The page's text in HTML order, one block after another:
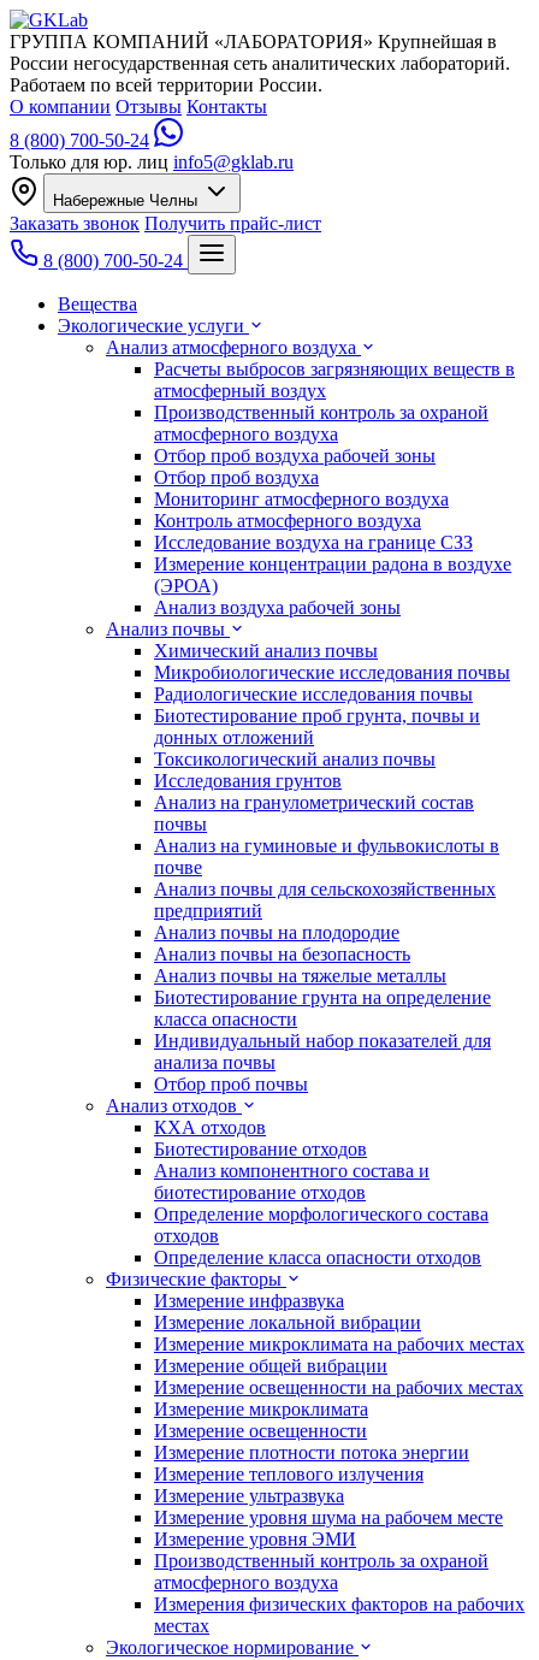
ГРУППА КОМПАНИЙ «ЛАБОРАТОРИЯ» Крупнейшая в
России негосударственная сеть аналитических лабораторий.
Работаем по всей территории России.
О компании Отзывы Контакты
8 (800) 700-50-24
Только для юр. лиц info5@gklab.ru
Набережные Челны
Заказать звонок Получить прайс-лист
8 (800) 700-50-24
Вещества
Экологические услуги
Анализ атмосферного воздуха
Расчеты выбросов загрязняющих веществ в
атмосферный воздух
Производственный контроль за охраной
атмосферного воздуха
Отбор проб воздуха рабочей зоны
Отбор проб воздуха
Мониторинг атмосферного воздуха
Контроль атмосферного воздуха
Исследование воздуха на границе СЗЗ
Измерение концентрации радона в воздухе
(ЭРОА)
Анализ воздуха рабочей зоны
Анализ почвы
Химический анализ почвы
Микробиологические исследования почвы
Радиологические исследования почвы
Биотестирование проб грунта, почвы и
донных отложений
Токсикологический анализ почвы
Исследования грунтов
Анализ на гранулометрический состав
почвы
Анализ на гуминовые и фульвокислоты в
почве
Анализ почвы для сельскохозяйственных
предприятий
Анализ почвы на плодородие
Анализ почвы на безопасность
Анализ почвы на тяжелые металлы
Биотестирование грунта на определение
класса опасности
Индивидуальный набор показателей для
анализа почвы
Отбор проб почвы
Анализ отходов
КХА отходов
Биотестирование отходов
Анализ компонентного состава и
биотестирование отходов
Определение морфологического состава
отходов
Определение класса опасности отходов
Физические факторы
Измерение инфразвука
Измерение локальной вибрации
Измерение микроклимата на рабочих местах
Измерение общей вибрации
Измерение освещенности на рабочих местах
Измерение микроклимата
Измерение освещенности
Измерение плотности потока энергии
Измерение теплового излучения
Измерение ультразвука
Измерение уровня шума на рабочем месте
Измерение уровня ЭМИ
Производственный контроль за охраной
атмосферного воздуха
Измерения физических факторов на рабочих
местах
Экологическое нормирование